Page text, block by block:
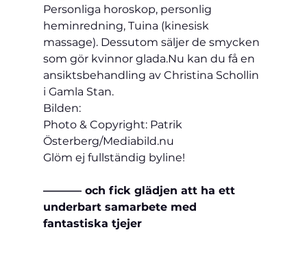
Personliga horoskop, personlig
heminredning, Tuina (kinesisk
massage). Dessutom säljer de smycken
som gör kvinnor glada.Nu kan du få en
ansiktsbehandling av Christina Schollin
i Gamla Stan.
Bilden:
Photo & Copyright: Patrik
Österberg/Mediabild.nu
Glöm ej fullständig byline!
———– och fick glädjen att ha ett
underbart samarbete med
fantastiska tjejer